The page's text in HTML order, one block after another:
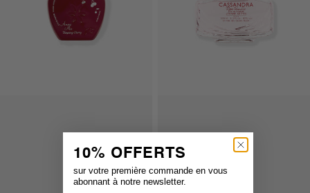
10% OFFERTS
sur votre première commande en vous
abonnant à notre newsletter.